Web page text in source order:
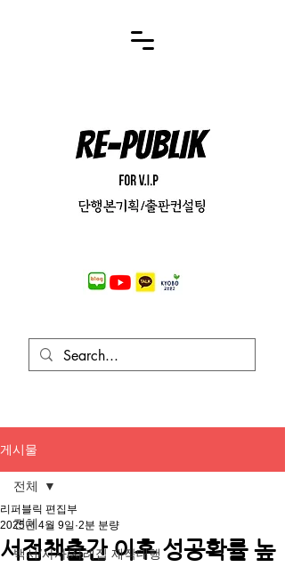
게시물
전체
백서/사사/사례집 제작대행
전체
서점책출간 이후 성공확률 높
리퍼블릭 편집부
2025년 4월 9일 2분 분량